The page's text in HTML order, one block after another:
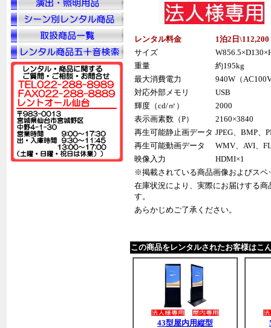
レンタル料金
1泊2日
サイズ
重量
約195kg
最大消費電力
940W（
対応外部メモリ
USB
輝度（cd/㎡）
2000
表示画素数（P）
2160×3840
再生可能静止画データ JPEG、BMP、
再生可能動画データ
WMV、AVI、
映像入力
HDMI×1
※掲載されている商品画像およびスペ
在庫状況により、実際にお届けする
す。
あらかじめご了承ください。
この商品をレンタルされたお客様はこ
43型屋内用縦型